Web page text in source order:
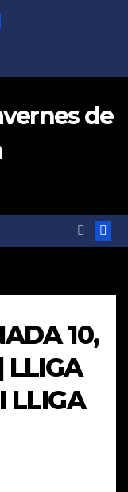
de
10,
LLIGA
LLIGA